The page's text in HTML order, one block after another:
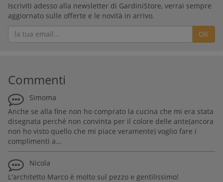
Iscriviti adesso alla newsletter di GardiniStore, verrai sempre
aggiornato sulle offerte e le novità in arrivo.
OK
Commenti
Simoma
Anche se alla fine non ho comprato la cucina che mi era stata
disegnata perché non convinta per il colore delle ante(ancora
non ho visto quello che mi piace veramente) voglio fare i
complimenti a...
Nicola
L'architetto Marco è molto sul pezzo e gentilissimo!